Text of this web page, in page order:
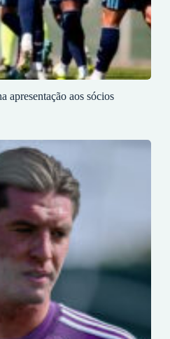
apresentação aos sócios